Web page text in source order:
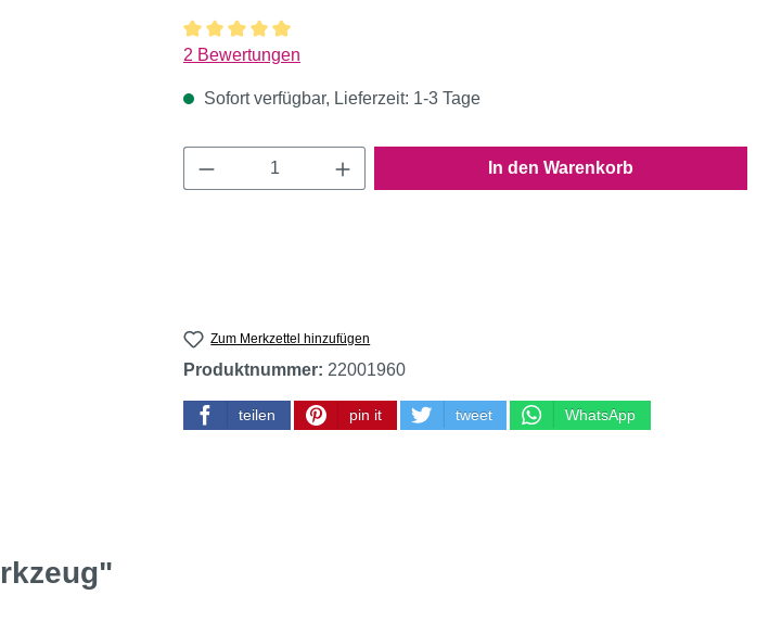
Durchschnittliche Bewertung von 5 von 5 Sternen
2 Bewertungen
Sofort verfügbar, Lieferzeit: 1-3 Tage
Produkt Anzahl: Gib den gewünschten Wert ein
In den Warenkorb
Zum Merkzettel hinzufügen
Produktnummer: 22001960
teilen pin it tweet WhatsApp